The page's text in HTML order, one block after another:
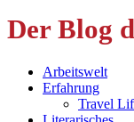
Der Blog
Arbeitswelt
Erfahrung
Travel